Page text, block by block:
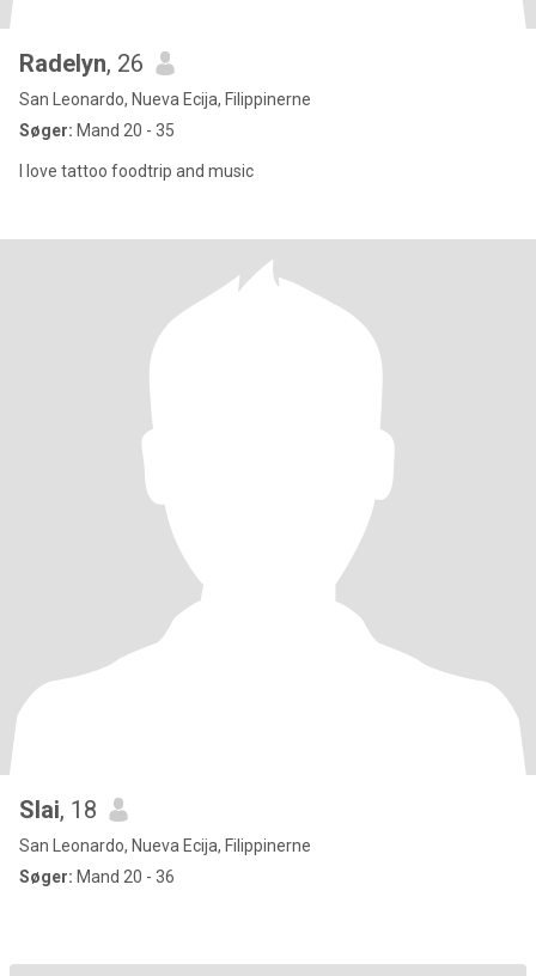
Radelyn, 26
San Leonardo, Nueva Ecija, Filippinerne
Søger: Mand 20 - 35
I love tattoo foodtrip and music
Slai, 18
San Leonardo, Nueva Ecija, Filippinerne
Søger: Mand 20 - 36